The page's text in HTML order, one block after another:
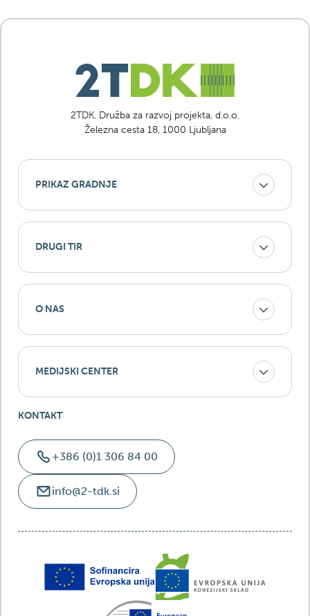
2TDK, Družba za razvoj projekta, d.o.o.
Železna cesta 18, 1000 Ljubljana
PRIKAZ GRADNJE
DRUGI TIR
O NAS
MEDIJSKI CENTER
KONTAKT
+386 (0)1 306 84 00
info@2-tdk.si